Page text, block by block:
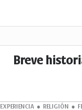
Breve
EXPERIENCIA RELIGIÓN